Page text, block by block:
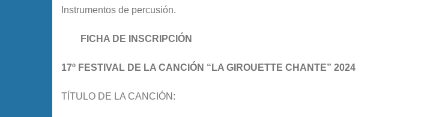
Instrumentos de percusión.
FICHA DE INSCRIPCIÓN
17º FESTIVAL DE LA CANCIÓN “LA GIROUETTE CHANTE” 2024
TÍTULO DE LA CANCIÓN: